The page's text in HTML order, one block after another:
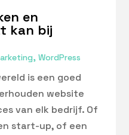
en
kan bij
,WordPress
is een goed
website
van elk bedrijf. Of
start-up, of een